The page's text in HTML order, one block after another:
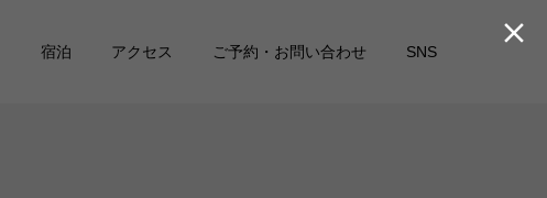
宿泊 アクセス ご予約・お問い合わせ SNS
